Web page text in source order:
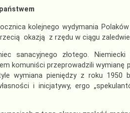
kolejnego wydymania
okazją z rzędu w ciągu
sanacyjnego złotego.
komuniści przeprowadzili wymianę
wymiana pieniędzy z roku
i inicjatywy, ergo